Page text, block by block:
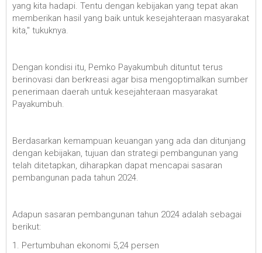
yang kita hadapi. Tentu dengan kebijakan yang tepat akan
memberikan hasil yang baik untuk kesejahteraan masyarakat
kita," tukuknya.
Dengan kondisi itu, Pemko Payakumbuh dituntut terus
berinovasi dan berkreasi agar bisa mengoptimalkan sumber
penerimaan daerah untuk kesejahteraan masyarakat
Payakumbuh.
Berdasarkan kemampuan keuangan yang ada dan ditunjang
dengan kebijakan, tujuan dan strategi pembangunan yang
telah ditetapkan, diharapkan dapat mencapai sasaran
pembangunan pada tahun 2024.
Adapun sasaran pembangunan tahun 2024 adalah sebagai
berikut:
1. Pertumbuhan ekonomi 5,24 persen